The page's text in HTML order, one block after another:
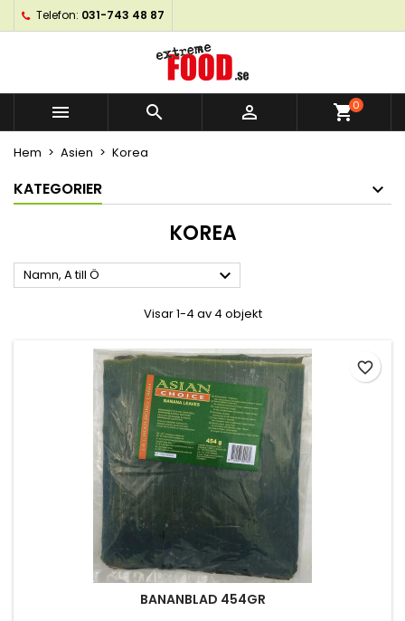
Telefon: 031-743 48 87
   shopping_cart0
Hem Asien Korea
KATEGORIER
KOREA
Namn, A till Ö 
Visar 1-4 av 4 objekt
BANANBLAD 454GR
favorite_border
My wishlists ×
((modalTitle)) ×
((confirmMessage))
Skapa en önskelista ×
Önskelistans namn
Logga in ×
Du måste vara inloggad för att kunna lägga till
produkter i din önskelista.